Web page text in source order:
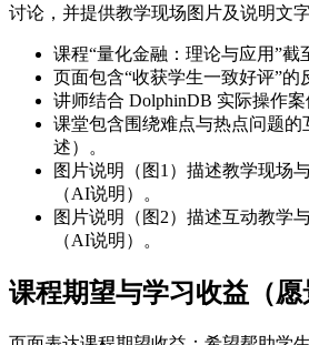
讨论，并提供教学现场图片及说明文字
课程“量化金融：理论与应用”截
页面包含“收获学生一致好评”的
讲师结合 DolphinDB 实际操作案
课堂包含围绕难点与热点问题的
述）。
图片说明（图1）描述教学现场
（AI说明）。
图片说明（图2）描述互动教学
（AI说明）。
课程期望与学习收益（愿